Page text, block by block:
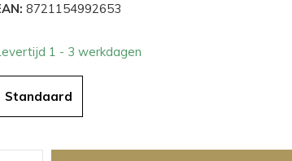
8721154992653
1 - 3 werkdagen
Standaard